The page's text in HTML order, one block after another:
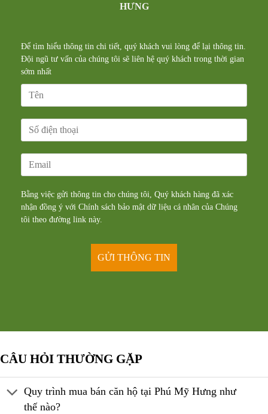
HƯNG
Để tìm hiểu thông tin chi tiết, quý khách vui lòng để lại thông tin.
Đội ngũ tư vấn của chúng tôi sẽ liên hệ quý khách trong thời gian
sớm nhất
Bằng việc gửi thông tin cho chúng tôi, Quý khách hàng đã xác
nhận đồng ý với Chính sách bảo mật dữ liệu cá nhân của Chúng
tôi theo đường link này.
CÂU HỎI THƯỜNG GẶP
Quy trình mua bán căn hộ tại Phú Mỹ Hưng như
thế nào?